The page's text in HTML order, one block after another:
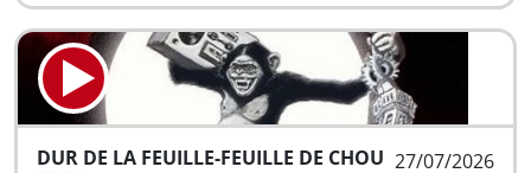
27/07/2026
DUR DE LA FEUILLE-FEUILLE DE CHOU